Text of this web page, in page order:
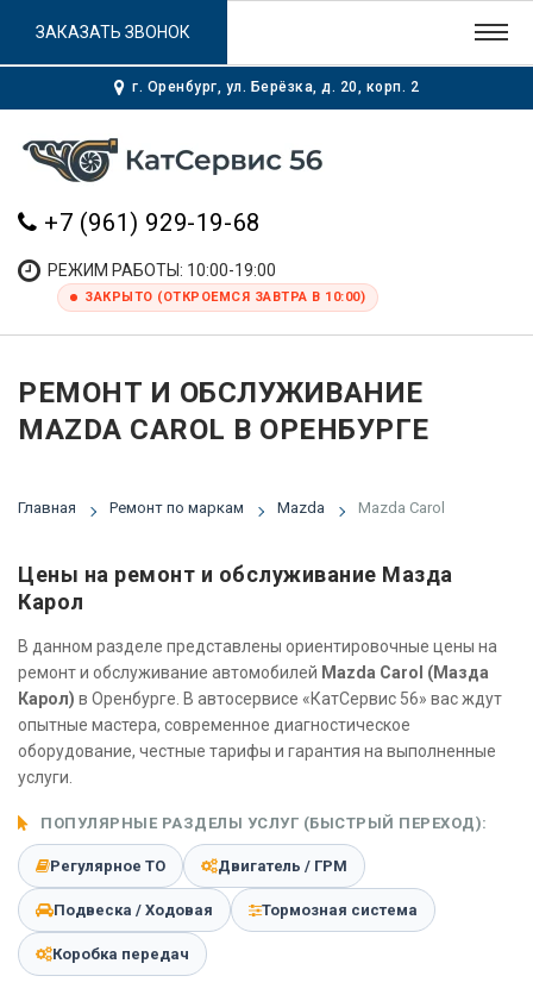
г. Оренбург, ул. Берёзка, д. 20, корп. 2
+7 (961) 929-19-68
РЕЖИМ РАБОТЫ: 10:00-19:00
ЗАКРЫТО (ОТКРОЕМСЯ ЗАВТРА В 10:00)
ЗАКАЗАТЬ ЗВОНОК
РЕМОНТ И ОБСЛУЖИВАНИЕ
MAZDA CAROL В ОРЕНБУРГЕ
Главная Ремонт по маркам Mazda Mazda Carol
Цены на ремонт и обслуживание Мазда
Карол
В данном разделе представлены ориентировочные цены на
ремонт и обслуживание автомобилей Mazda Carol (Мазда
Карол) в Оренбурге. В автосервисе «КатСервис 56» вас ждут
опытные мастера, современное диагностическое
оборудование, честные тарифы и гарантия на выполненные
услуги.
ПОПУЛЯРНЫЕ РАЗДЕЛЫ УСЛУГ (БЫСТРЫЙ ПЕРЕХОД):
Регулярное ТО Двигатель / ГРМ
Подвеска / Ходовая Тормозная система
Коробка передач